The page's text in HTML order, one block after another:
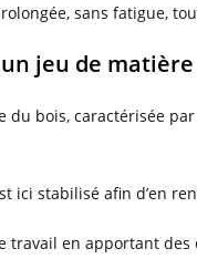
sans fatigue,
jeu de
du bois, caractérisée
ici stabilisé afin d’en
travail en apportant